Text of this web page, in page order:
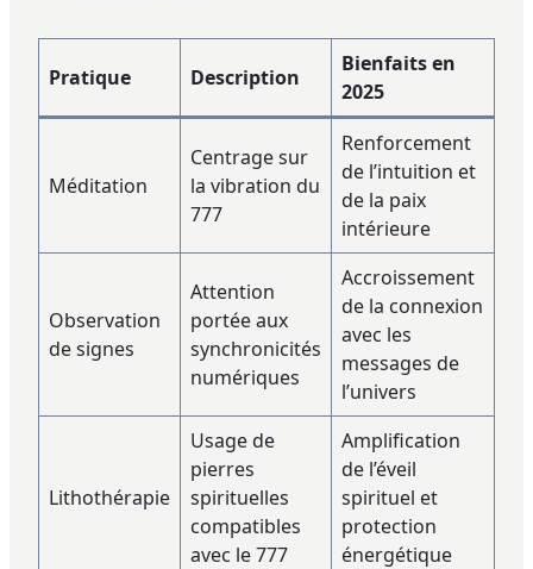
Pratique Description
Bienfaits en
2025
Méditation
Centrage sur
la vibration du
777
Renforcement
de l’intuition et
de la paix
intérieure
Observation
de signes
Attention
portée aux
synchronicités
numériques
Accroissement
de la connexion
avec les
messages de
l’univers
Lithothérapie
Usage de
pierres
spirituelles
compatibles
avec le 777
Amplification
de l’éveil
spirituel et
protection
énergétique